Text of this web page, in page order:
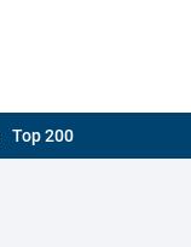
Top 200